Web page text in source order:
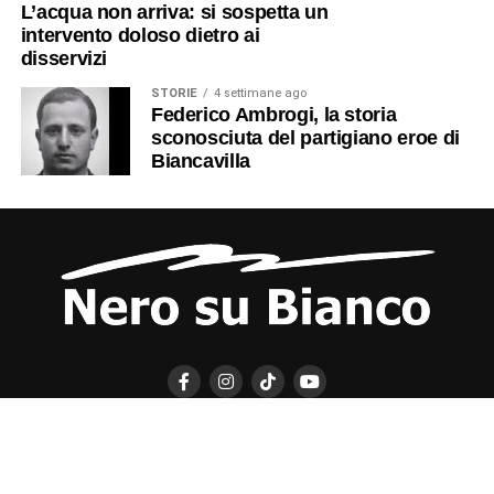
Placido Nicolosi e la cartolina dal
fronte di guerra, oltre un secolo
dopo
L’acqua non arriva: si sospetta un
intervento doloso dietro ai
disservizi
STORIE 4 settimane ago
Federico Ambrogi, la storia
sconosciuta del partigiano eroe di
Biancavilla